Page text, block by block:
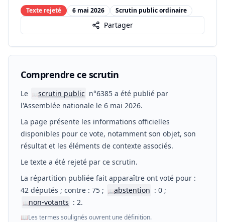
Texte rejeté 6 mai 2026 Scrutin public ordinaire
Partager
Comprendre ce scrutin
Le 📖scrutin public n°6385 a été publié par
l'Assemblée nationale le 6 mai 2026.
La page présente les informations officielles
disponibles pour ce vote, notamment son objet, son
résultat et les éléments de contexte associés.
Le texte a été rejeté par ce scrutin.
La répartition publiée fait apparaître ont voté pour :
42 députés ; contre : 75 ;
📖abstention : 0 ;
📖non-votants : 2.
📖Les termes soulignés ouvrent une définition.